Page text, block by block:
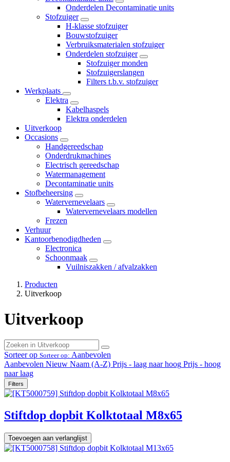
Onderdelen Decontaminatie units
Stofzuiger
H-klasse stofzuiger
Bouwstofzuiger
Verbruiksmaterialen stofzuiger
Onderdelen stofzuiger
Stofzuiger monden
Stofzuigerslangen
Filters t.b.v. stofzuiger
Werkplaats
Elektra
Kabelhaspels
Elektra onderdelen
Uitverkoop
Occasions
Handgereedschap
Onderdrukmachines
Electrisch gereedschap
Watermanagement
Decontaminatie units
Stofbeheersing
Watervernevelaars
Watervernevelaars modellen
Frezen
Verhuur
Kantoorbenodigdheden
Electronica
Schoonmaak
Vuilniszakken / afvalzakken
Producten
Uitverkoop
Uitverkoop
Sorteer op Sorteer op: Aanbevolen
Aanbevolen Nieuw Naam (A-Z) Prijs - laag naar hoog Prijs - hoog
naar laag
Filters
Stiftdop dopbit Kolktotaal M8x65
Toevoegen aan verlanglijst